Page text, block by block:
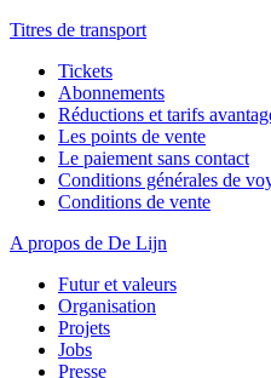
Titres de transport
Tickets
Abonnements
Réductions et tarifs
Les points de vente
Le paiement sans contact
Conditions générales de
Conditions de vente
A propos de De Lijn
Futur et valeurs
Organisation
Projets
Jobs
Presse